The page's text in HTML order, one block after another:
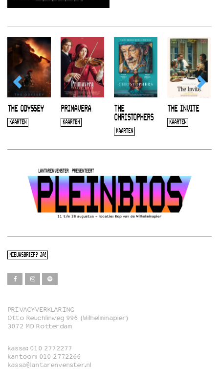
THE ODYSSEY
KAARTEN
PRIMAVERA
KAARTEN
THE
CHRISTOPHERS
KAARTEN
THE INVITE
KAARTEN
NIEUWSBRIEF? JA!
Film
Familie
PRIVACYVERKLARING
Otto Reuchlinweg 996 (Wilhelminapier)
3072 MD Rotterdam
kassa: 010 2772277
kantoor: 010 2772266
kassa@lantarenvenster.nl